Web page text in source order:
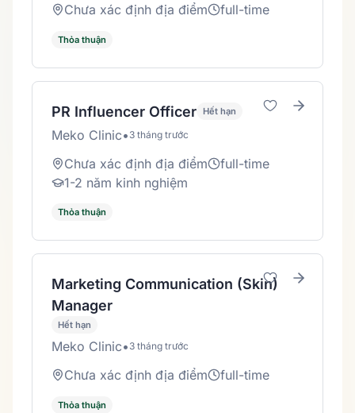
Chưa xác định địa điểm full-time
Thỏa thuận
PR Influencer Officer Hết hạn
Meko Clinic• 3 tháng trước
Chưa xác định địa điểm
full-time
1-2 năm kinh nghiệm
Thỏa thuận
Marketing Communication (Skin)
Manager
Hết hạn
Meko Clinic• 3 tháng trước
Chưa xác định địa điểm full-time
Thỏa thuận